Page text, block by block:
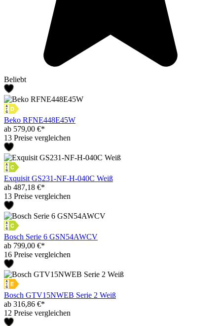
Beliebt
Beko RFNE448E45W
ab 579,00 €*
13 Preise vergleichen
Exquisit GS231-NF-H-040C Weiß
ab 487,18 €*
13 Preise vergleichen
Bosch Serie 6 GSN54AWCV
ab 799,00 €*
16 Preise vergleichen
Bosch GTV15NWEB Serie 2 Weiß
ab 316,86 €*
12 Preise vergleichen